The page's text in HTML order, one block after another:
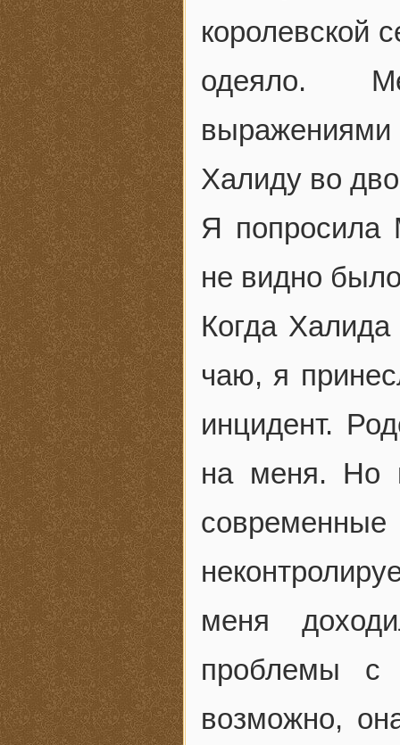
королевской
одеяло.
Халиду во
Я попросила
не видно
Когда
чаю, я
инцидент.
на меня. Но
меня
проблемы с
возможно,